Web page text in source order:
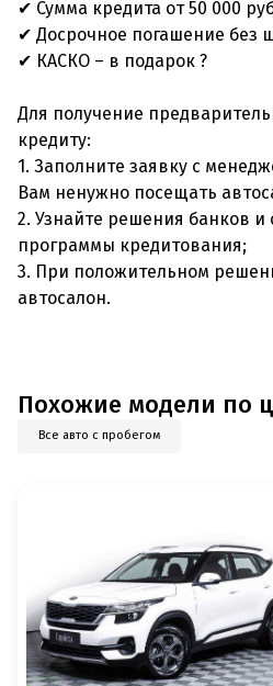
✔ Сумма кредита от 50 000
✔ Досрочное погашение без
✔ КАСКО – в подарок ?
Для получение
кредиту:
1. Заполните заявку с
Вам ненужно посещать
2. Узнайте решения банков и
программы кредитования;
3. При положительном
автосалон.
Похожие модели по
Все авто с пробегом